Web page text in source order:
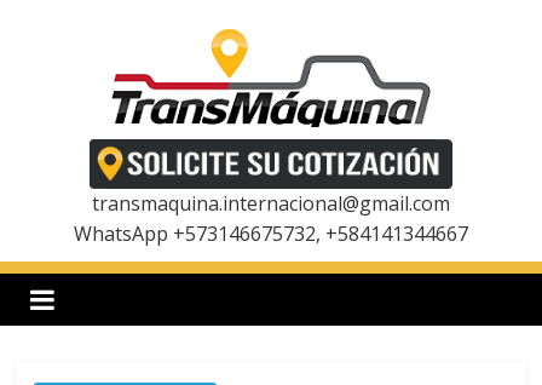
a
transmaquina.internacional@gmail.com
WhatsApp +573146675732, +584141344667